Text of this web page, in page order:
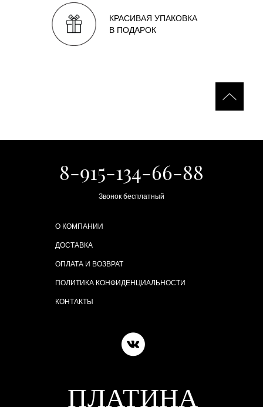
КРАСИВАЯ УПАКОВКА
В ПОДАРОК
8-915-134-66-88
Звонок бесплатный
О КОМПАНИИ
ДОСТАВКА
ОПЛАТА И ВОЗВРАТ
ПОЛИТИКА КОНФИДЕНЦИАЛЬНОСТИ
КОНТАКТЫ